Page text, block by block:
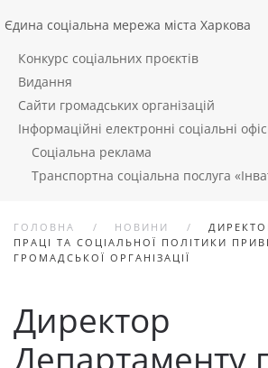
Єдина соціальна мережа міста Харкова
Конкурс соціальних проєктів
Видання
Сайти громадських організацій
Інформаційні електронні соціальні
Соціальна реклама
Транспортна соціальна послуга
ГОЛОВНА НОВИНИ
ПРАЦІ ТА СОЦІАЛЬНОЇ ПОЛІТИКИ
ГРОМАДСЬКОЇ ОРГАНІЗАЦІЇ
Директор
Департаменту